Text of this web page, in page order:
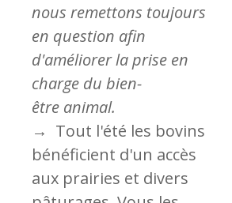
nous remettons toujours
en question afin
d'améliorer la prise en
charge du bien-
être animal.
→ Tout l'été les bovins
bénéficient d'un accès
aux prairies et divers